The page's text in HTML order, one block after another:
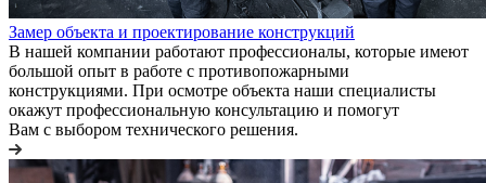
Замер объекта и проектирование конструкций
В нашей компании работают профессионалы, которые имеют
большой опыт в работе с противопожарными
конструкциями. При осмотре объекта наши специалисты
окажут профессиональную консультацию и помогут
Вам с выбором технического решения.